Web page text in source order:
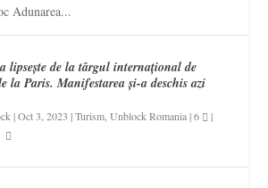
Adunarea...
lipsește de la târgul internațional de
la Paris. Manifestarea și-a deschis azi
|Oct 3, 2023 |Turism ,Unblock Romania|6 |